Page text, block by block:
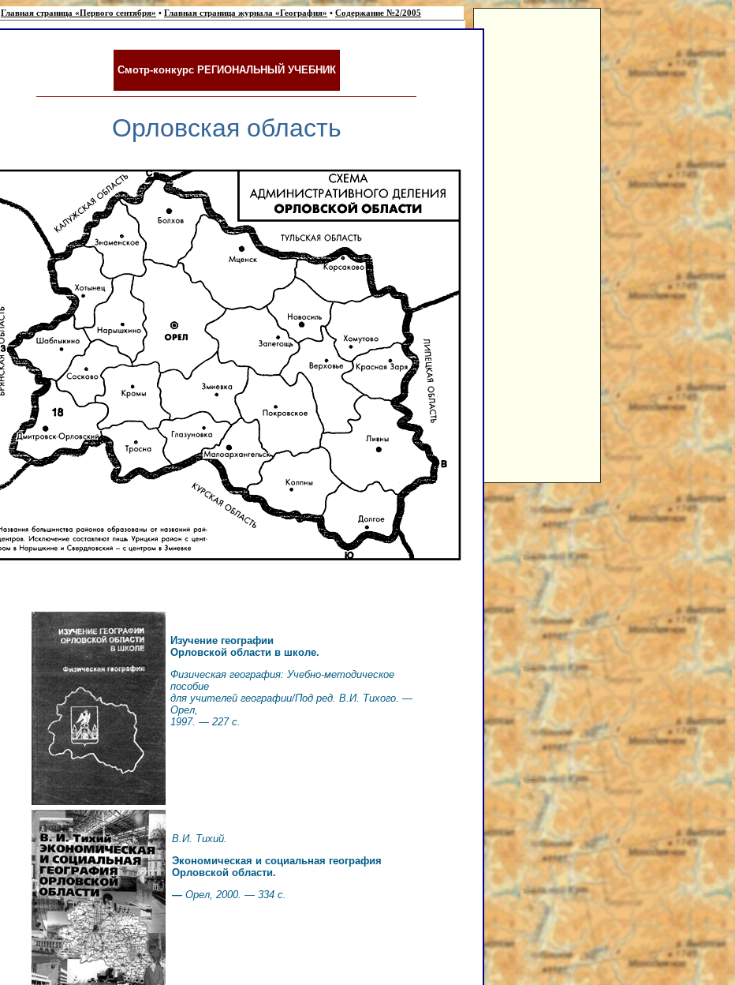
Главная страница «Первого сентября» • Главная страница журнала «География» • Содержание №2/2005
Смотр-конкурс РЕГИОНАЛЬНЫЙ УЧЕБНИК
Орловская область
Изучение географии
Орловской области в школе.
Физическая география: Учебно-методическое
пособие
для учителей географии/Под ред. В.И. Тихого. —
Орел,
1997. — 227 с.
В.И. Тихий.
Экономическая и социальная география
Орловской области.
— Орел, 2000. — 334 с.